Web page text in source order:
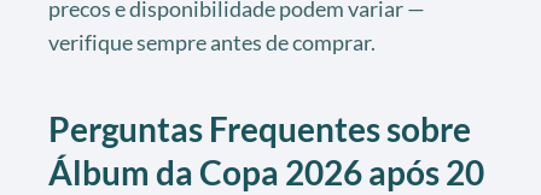
precos e disponibilidade podem variar —
verifique sempre antes de comprar.
Perguntas Frequentes sobre
Álbum da Copa 2026 após 20